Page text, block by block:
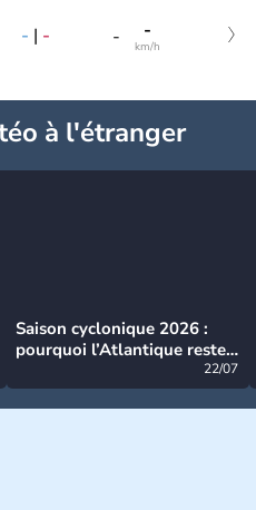
- | - - -
km/h
à l'étranger
Saison cyclonique 2026 :
pourquoi l’Atlantique reste
22/07